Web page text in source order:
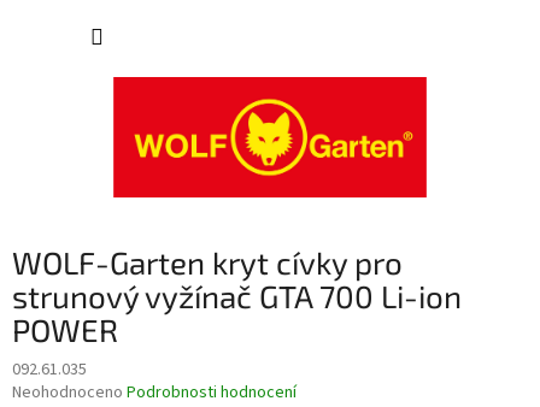
WOLF-Garten kryt cívky pro
strunový vyžínač GTA 700 Li-ion
POWER
092.61.035
Průměrné
Neohodnoceno Podrobnosti hodnocení